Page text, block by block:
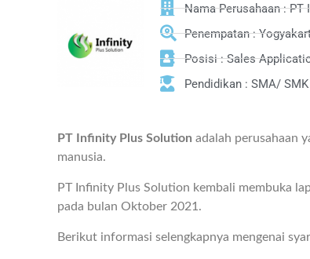
Nama Perusahaan :
Penempatan :
Posisi : Sales
Pendidikan : SMA/
PT Infinity Plus Solution adalah perusahaan
manusia.
PT Infinity Plus Solution kembali membuka
pada bulan Oktober 2021.
Berikut informasi selengkapnya mengenai